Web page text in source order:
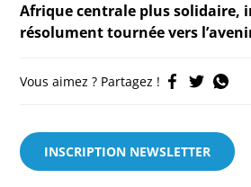
Afrique centrale plus solidaire,
résolument tournée vers
Vous aimez ? Partagez !
INSCRIPTION NEWSLETTER